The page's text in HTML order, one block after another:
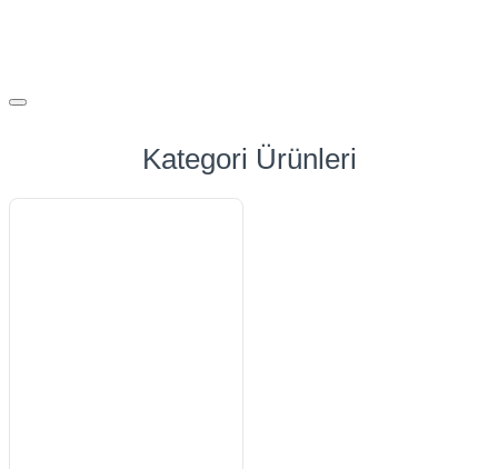
Kategori Ürünleri